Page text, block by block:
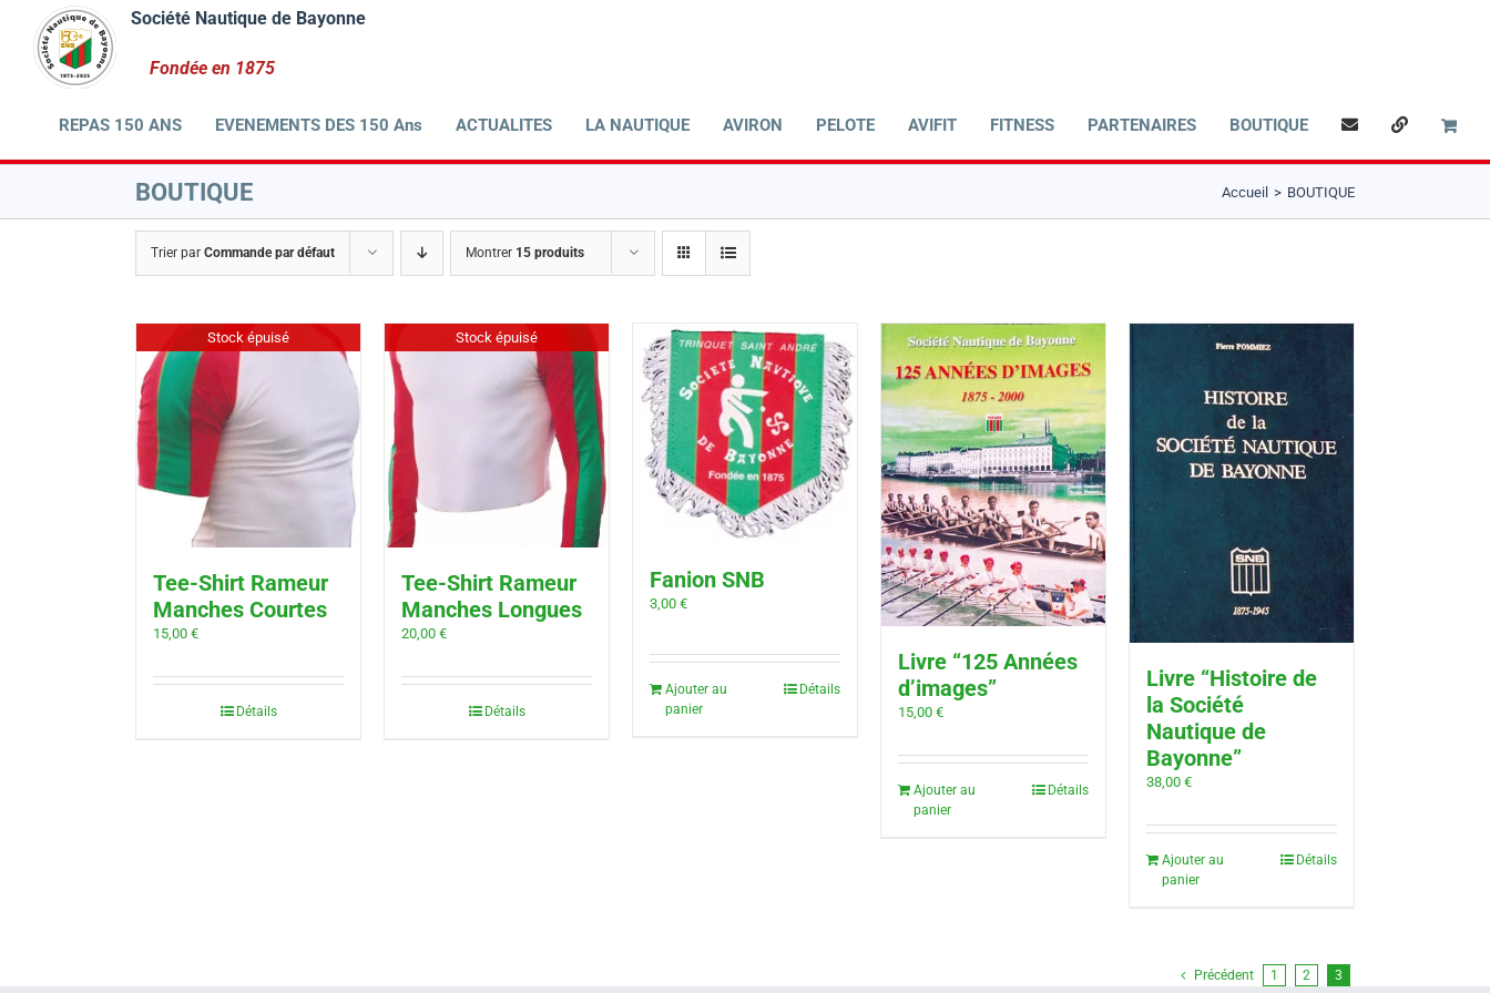
contenu
REPAS 150 ANS EVENEMENTS DES 150 Ans ACTUALITES LA NAUTIQUE AVIRON PELOTE AVIFIT FITNESS PARTENAIRES BOUTIQUE
BOUTIQUE Accueil BOUTIQUE
Trier par Commande par défaut Montrer 15 produits
Stock épuisé
Tee-Shirt Rameur
Manches Courtes
15,00 €
Détails
Stock épuisé
Tee-Shirt Rameur
Manches Longues
20,00 €
Détails
Fanion SNB
3,00 €
Ajouter au
panier
Détails
Livre “125 Années
d’images”
15,00 €
Ajouter au
panier
Détails
Livre “Histoire de
la Société
Nautique de
Bayonne”
38,00 €
Ajouter au
panier
Détails
Précédent 1 2 3